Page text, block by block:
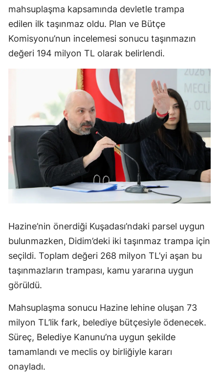
mahsuplaşma kapsamında devletle trampa
edilen ilk taşınmaz oldu. Plan ve Bütçe
Komisyonu’nun incelemesi sonucu taşınmazın
değeri 194 milyon TL olarak belirlendi.
Hazine’nin önerdiği Kuşadası’ndaki parsel uygun
bulunmazken, Didim’deki iki taşınmaz trampa için
seçildi. Toplam değeri 268 milyon TL’yi aşan bu
taşınmazların trampası, kamu yararına uygun
görüldü.
Mahsuplaşma sonucu Hazine lehine oluşan 73
milyon TL’lik fark, belediye bütçesiyle ödenecek.
Süreç, Belediye Kanunu’na uygun şekilde
tamamlandı ve meclis oy birliğiyle kararı
onayladı.